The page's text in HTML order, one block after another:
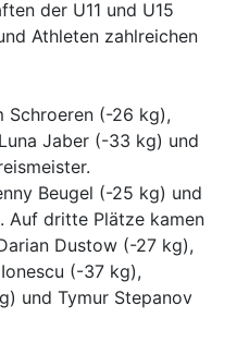
der U11 und U15
Athleten zahlreichen
Schroeren (-26 kg),
Jaber (-33 kg) und
Beugel (-25 kg) und
Auf dritte Plätze kamen
Dustow (-27 kg),
(-37 kg),
und Tymur Stepanov